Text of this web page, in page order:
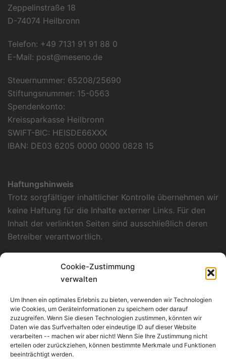
Cookie-Zustimmung
verwalten
Um Ihnen ein optimales Erlebnis zu bieten, verwenden wir Technologien
wie Cookies, um Geräteinformationen zu speichern oder darauf
zuzugreifen. Wenn Sie diesen Technologien zustimmen, könnten wir
Daten wie das Surfverhalten oder eindeutige ID auf dieser Website
verarbeiten -- machen wir aber nicht! Wenn Sie Ihre Zustimmung nicht
erteilen oder zurückziehen, können bestimmte Merkmale und Funktionen
beeinträchtigt werden.
Zeppelinstraße 18
D-74074 Heilbronn
Telefon: +49 7131 91 91 88 0
E-Mail: post@meseno.de
Steuernummer: 65208/25690
Stiftungsnummer: 15-0563
Spendenkonto:
Kreissparkasse Heilbronn
SWIFT-BIC: HEISDE66XXX
IBAN: DE03 6205 0000 0000 0828 15
Haftungshinweis
Trotz sorgfältiger inhaltlicher Kontrolle übernehmen wir
keine Haftung für die Inhalte externer Links. Für den
Inhalt der verlinkten Seiten sind ausschließlich deren
Betreiber verantwortlich.
Unsere Datenschutzerklärung finden Sie
Verantwortlich für Konzept, Layout und
Programmierung
Kümmerle Consulting
Werderstraße 135/1
D-74074 Heilbronn